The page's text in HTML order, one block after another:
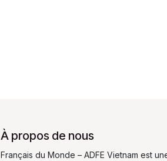
À propos de nous
Français du Monde – ADFE Vietnam est